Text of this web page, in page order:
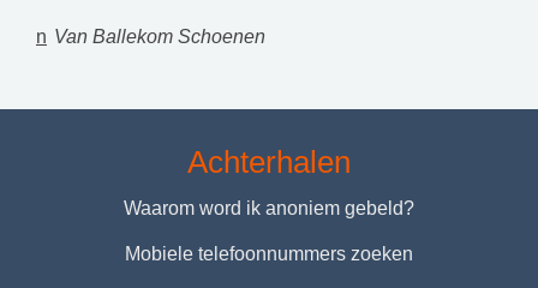
n Van Ballekom Schoenen
Achterhalen
Waarom word ik anoniem gebeld?
Mobiele telefoonnummers zoeken